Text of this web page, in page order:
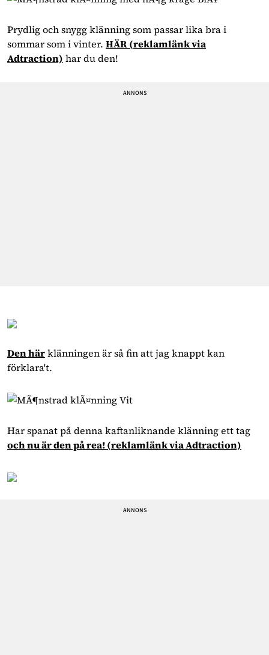
Prydlig och snygg klänning som passar lika bra i
sommar som i vinter. HÄR(reklamlänk via
Adtraction) har du den!
Den härklänningen är så fin att jag knappt kan
förklara't.
Har spanat på denna kaftanliknande klänning ett tag
och nu är den på rea!(reklamlänk via Adtraction)